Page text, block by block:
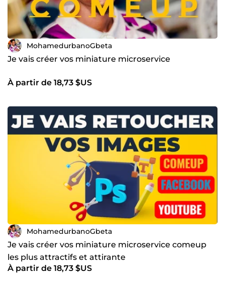
MohamedurbanoGbeta
Je vais créer vos miniature microservice
À partir de 18,73 $US
MohamedurbanoGbeta
Je vais créer vos miniature microservice comeup
les plus attractifs et attirante
À partir de 18,73 $US